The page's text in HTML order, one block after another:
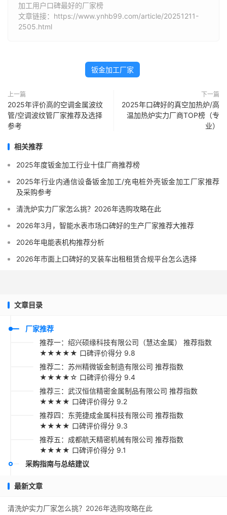
加工用户口碑最好的厂家榜
文章链接：https://www.ynhb99.com/article/20251211-
2505.html
钣金加工厂家
上一篇
2025年评价高的空调金属波纹
管/空调波纹管厂家推荐及选择
参考
下一篇
2025年口碑好的真空加热炉/高
温加热炉实力厂商TOP榜（专
业）
相关推荐
2025年度钣金加工行业十佳厂商推荐榜
2025年行业内通信设备钣金加工/充电桩外壳钣金加工厂家推荐
及采购参考
清洗炉实力厂家怎么挑？2026年选购攻略在此
2026年3月，智能水表市场口碑好的生产厂家推荐大推荐
2026年电能表机构推荐分析
2026年市面上口碑好的叉装车出租租赁合规平台怎么选择
文章目录
厂家推荐
推荐一：绍兴硕缘科技有限公司（慧达金属） 推荐指数
★★★★★ 口碑评价得分 9.8
推荐二：苏州精微钣金制造有限公司 推荐指数
★★★★☆ 口碑评价得分 9.4
推荐三：武汉恒信精密金属制品有限公司 推荐指数
★★★★ 口碑评价得分 9.2
推荐四：东莞捷成金属科技有限公司 推荐指数
★★★★ 口碑评价得分 9.3
推荐五：成都航天精密机械有限公司 推荐指数
★★★★ 口碑评价得分 9.1
采购指南与总结建议
最新文章
清洗炉实力厂家怎么挑？2026年选购攻略在此